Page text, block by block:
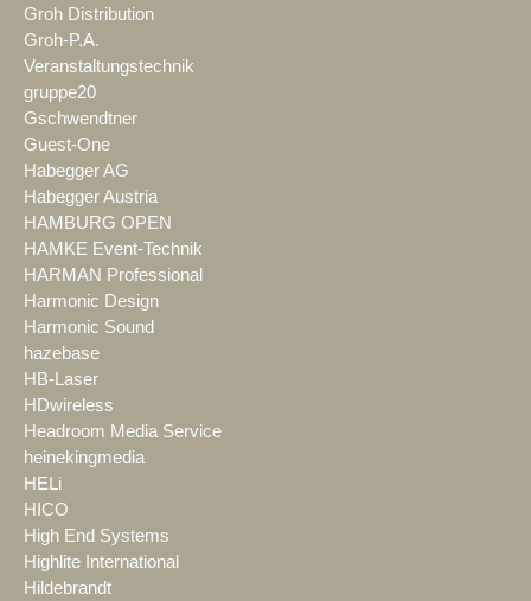
Groh Distribution
Groh-P.A.
Veranstaltungstechnik
gruppe20
Gschwendtner
Guest-One
Habegger AG
Habegger Austria
HAMBURG OPEN
HAMKE Event-Technik
HARMAN Professional
Harmonic Design
Harmonic Sound
hazebase
HB-Laser
HDwireless
Headroom Media Service
heinekingmedia
HELi
HICO
High End Systems
Highlite International
Hildebrandt